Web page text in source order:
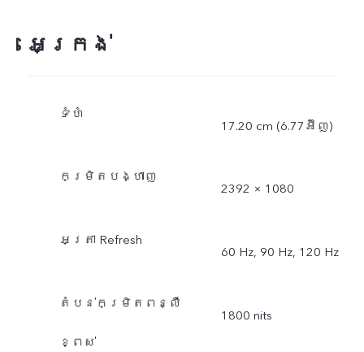
អេក្រង់
ទំហំ
17.20 cm (6.77អ៊ីញ)
កម្រិតបង្ហាញ
2392 × 1080
អត្រា Refresh
60 Hz, 90 Hz, 120 Hz
តំបន់កម្រិតពន្លឺ
ខ្ពស់
1800 nits